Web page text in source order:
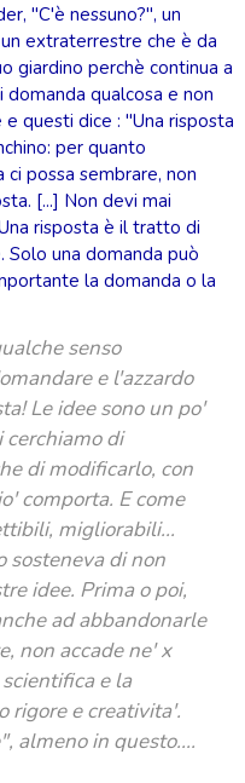
, "C'è nessuno?", un
extraterrestre che è da
giardino perchè continua a
domanda qualcosa e non
questi dice : "Una risposta
per quanto
possa sembrare, non
[...] Non devi mai
risposta è il tratto di
una domanda può
la domanda o la
senso
e l'azzardo
Le idee sono un po'
di
di modificarlo, con
comporta. E come
migliorabili...
sosteneva di non
idee. Prima o poi,
ad abbandonarle
non accade ne' x
e la
rigore e creativita'.
almeno in questo....